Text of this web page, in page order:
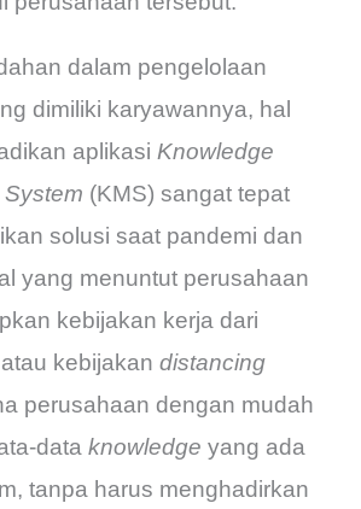
dalam pengelolaan
dimiliki karyawannya, hal
aplikasi Knowledge
System (KMS) sangat tepat
solusi saat pandemi dan
yang menuntut perusahaan
kebijakan kerja dari
kebijakandistancing
perusahaan dengan mudah
dataknowledge yang ada
tanpa harus menghadirkan